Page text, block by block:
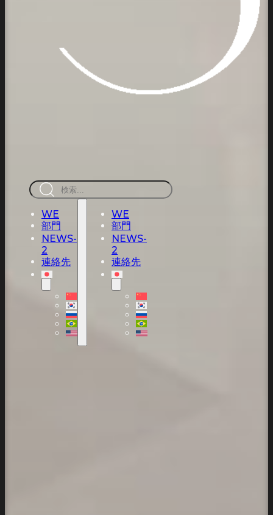
検
索
WE
部門
NEWS-
2
連絡先
WE
部門
NEWS-
2
連絡先